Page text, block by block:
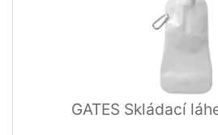
GATES Skládací